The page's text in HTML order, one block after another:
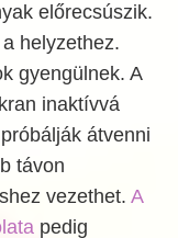
előrecsúszik.
helyzethez.
gyengülnek. A
inaktívvá
átvenni
távon
vezethet. A
pedig